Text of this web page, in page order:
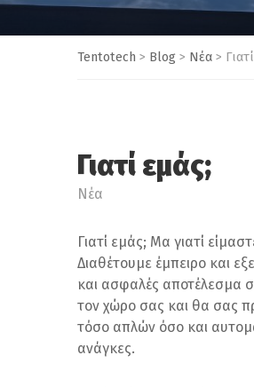
Tentotech > Blog > Νέα >
Γιατί εμάς;
Νέα
Γιατί εμάς; Μα γιατί
Διαθέτουμε έμπειρο και
και ασφαλές αποτέλεσμα
τον χώρο σας και θα σας
τόσο απλών όσο και
ανάγκες.